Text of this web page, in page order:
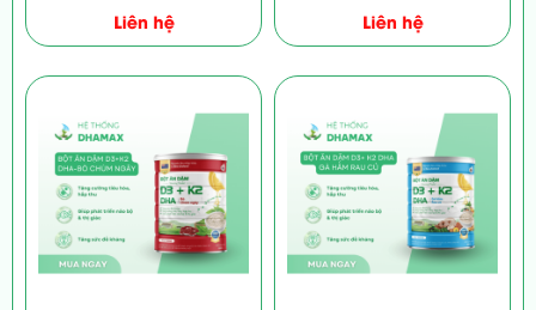
Liên hệ
Liên hệ